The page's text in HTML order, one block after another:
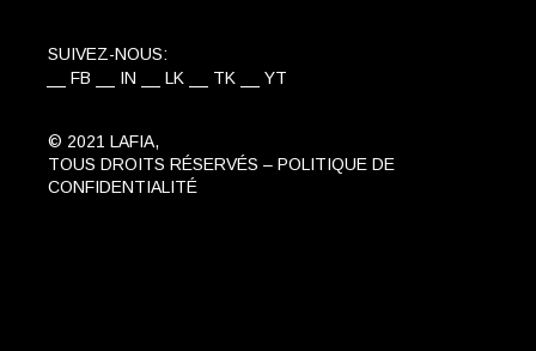
SUIVEZ-NOUS:
FB
IN LK TK YT
© 2021 LAFIA,
TOUS DROITS RÉSERVÉS – POLITIQUE DE
CONFIDENTIALITÉ